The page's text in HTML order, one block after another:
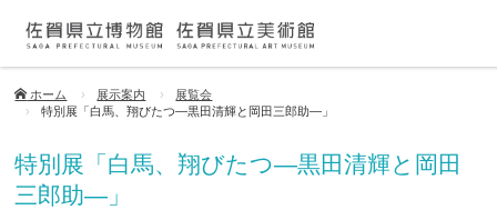
ホーム 展示案内
展覧会
特別展「白馬、翔びたつ―黒田清輝と岡田三郎助―」
特別展「白馬、翔びたつ―黒田清輝と岡田
三郎助―」